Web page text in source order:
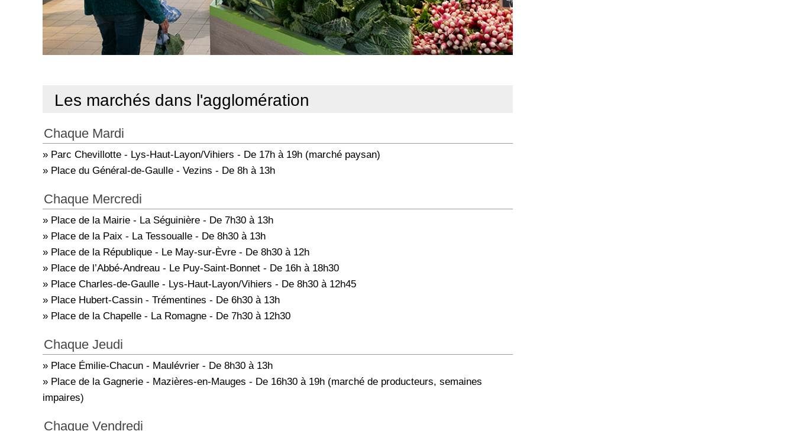
Les marchés dans l'agglomération
Chaque Mardi
» Parc Chevillotte - Lys-Haut-Layon/Vihiers - De 17h à 19h (marché paysan)
» Place du Général-de-Gaulle - Vezins - De 8h à 13h
Chaque Mercredi
» Place de la Mairie - La Séguinière - De 7h30 à 13h
» Place de la Paix - La Tessoualle - De 8h30 à 13h
» Place de la République - Le May-sur-Èvre - De 8h30 à 12h
» Place de l’Abbé-Andreau - Le Puy-Saint-Bonnet - De 16h à 18h30
» Place Charles-de-Gaulle - Lys-Haut-Layon/Vihiers - De 8h30 à 12h45
» Place Hubert-Cassin - Trémentines - De 6h30 à 13h
» Place de la Chapelle - La Romagne - De 7h30 à 12h30
Chaque Jeudi
» Place Émilie-Chacun - Maulévrier - De 8h30 à 13h
» Place de la Gagnerie - Mazières-en-Mauges - De 16h30 à 19h (marché de producteurs, semaines
impaires)
Chaque Vendredi